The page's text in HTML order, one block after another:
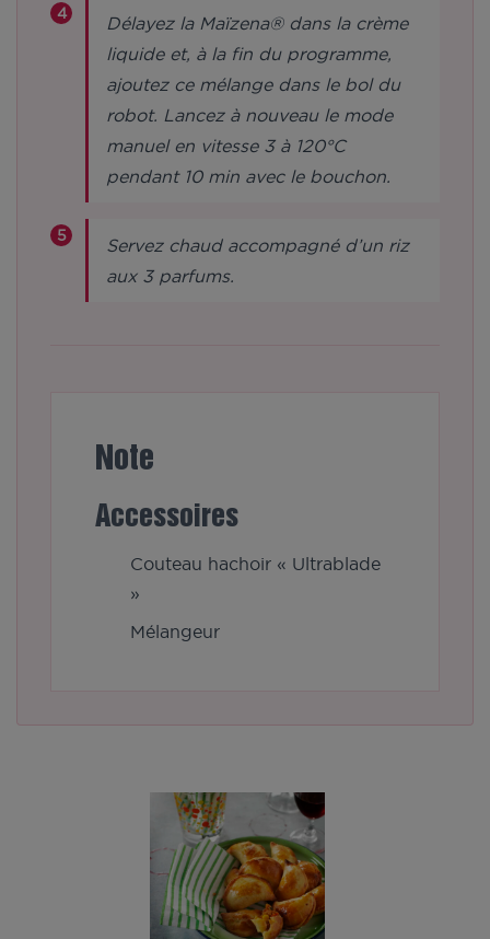
Délayez la Maïzena® dans la crème
liquide et, à la fin du programme,
ajoutez ce mélange dans le bol du
robot. Lancez à nouveau le mode
manuel en vitesse 3 à 120°C
pendant 10 min avec le bouchon.
Servez chaud accompagné d’un riz
aux 3 parfums.
Note
Accessoires
Couteau hachoir « Ultrablade
»
Mélangeur